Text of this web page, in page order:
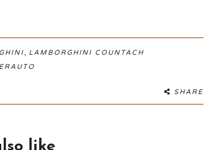
, LAMBORGHINI COUNTACH
SHARE